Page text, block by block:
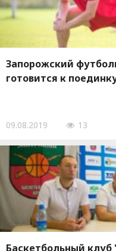
Запорожский
готовится к
09.08.2019 13
Баскетбольный